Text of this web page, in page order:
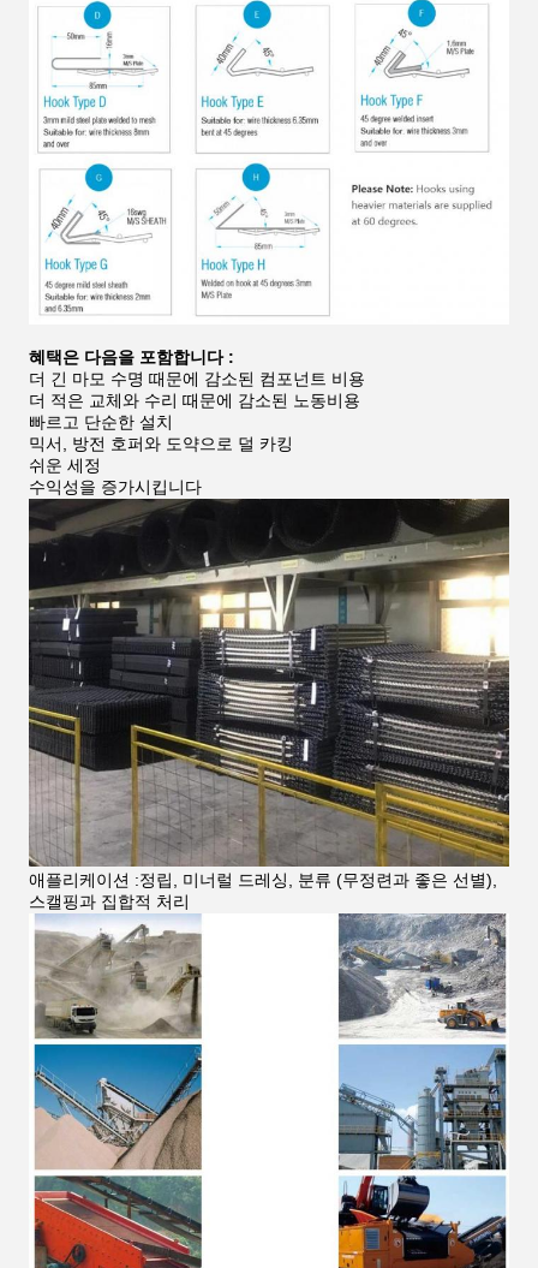
혜택은 다음을 포함합니다 :
더 긴 마모 수명 때문에 감소된 컴포넌트 비용
더 적은 교체와 수리 때문에 감소된 노동비용
빠르고 단순한 설치
믹서, 방전 호퍼와 도약으로 덜 카킹
쉬운 세정
수익성을 증가시킵니다
애플리케이션 :정립, 미너럴 드레싱, 분류 (무정련과 좋은 선별),
스캘핑과 집합적 처리